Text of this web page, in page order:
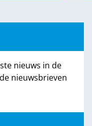
nieuws in de
nieuwsbrieven